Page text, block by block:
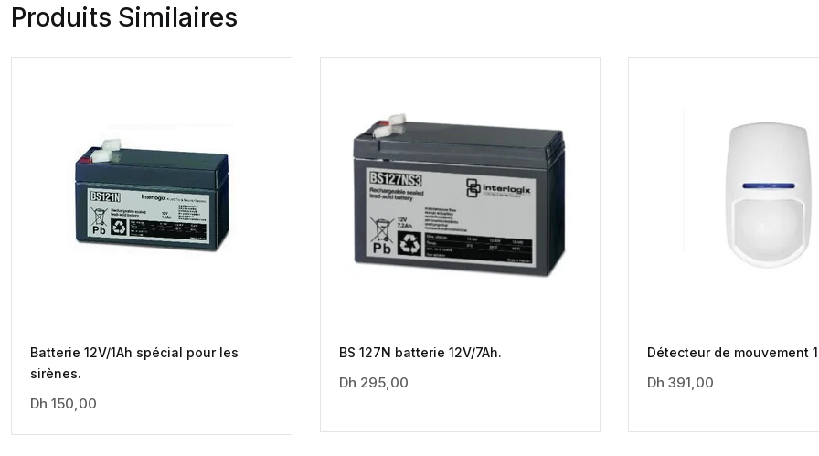
Produits Similaires
Batterie 12V/1Ah spécial pour les
sirènes.
Dh 150,00
BS 127N batterie 12V/7Ah.
Dh 295,00
Détecteur de mouvement
Dh 391,00